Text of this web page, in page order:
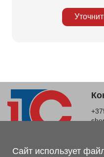
Магазин, склад
Сайт использует